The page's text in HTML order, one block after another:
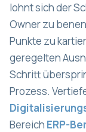
lohnt sich der
Owner zu
Punkte zu
geregelten
Schritt
Prozess.
Bereich ERP-